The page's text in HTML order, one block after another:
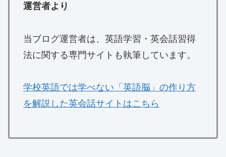
運営者より
当ブログ運営者は、英語学習・英会話習得
法に関する専門サイトも執筆しています。
学校英語では学べない「英語脳」の作り方
を解説した英会話サイトはこちら